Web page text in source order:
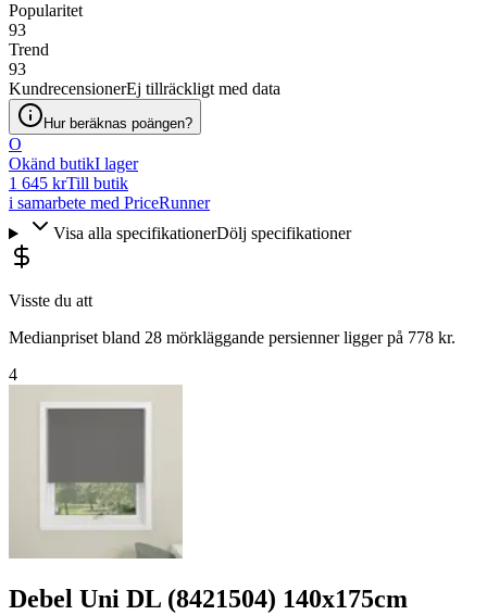
Popularitet
93
Trend
93
KundrecensionerEj tillräckligt med data
Hur beräknas poängen?
O
Okänd butikI lager
1 645 krTill butik
i samarbete med PriceRunner
Visa alla specifikationerDölj specifikationer
Visste du att
Medianpriset bland 28 mörkläggande persienner ligger på 778 kr.
4
Debel Uni DL (8421504) 140x175cm